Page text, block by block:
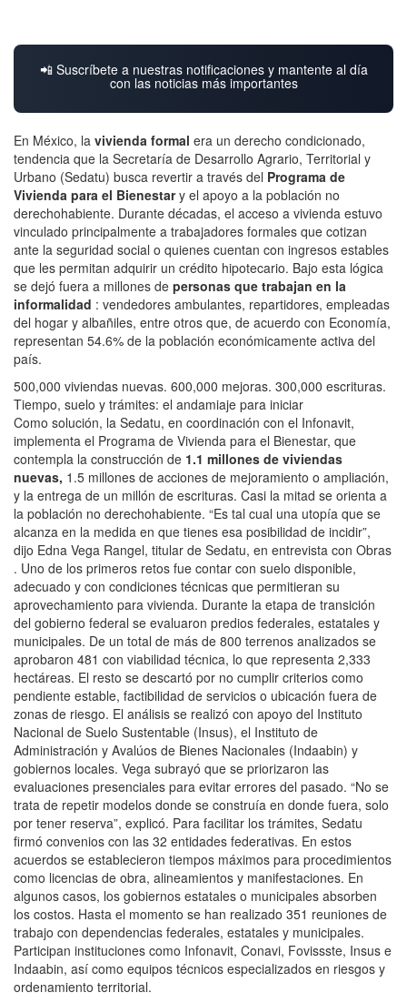
📲 Suscríbete a nuestras notificaciones y mantente al día
con las noticias más importantes
En México, la vivienda formal era un derecho condicionado,
tendencia que la Secretaría de Desarrollo Agrario, Territorial y
Urbano (Sedatu) busca revertir a través del Programa de
Vivienda para el Bienestary el apoyo a la población no
derechohabiente. Durante décadas, el acceso a vivienda estuvo
vinculado principalmente a trabajadores formales que cotizan
ante la seguridad social o quienes cuentan con ingresos estables
que les permitan adquirir un crédito hipotecario. Bajo esta lógica
se dejó fuera a millones de personas que trabajan en la
informalidad : vendedores ambulantes, repartidores, empleadas
del hogar y albañiles, entre otros que, de acuerdo con Economía,
representan 54.6% de la población económicamente activa del
país.
500,000 viviendas nuevas. 600,000 mejoras. 300,000 escrituras.
Tiempo, suelo y trámites: el andamiaje para iniciar
Como solución, la Sedatu, en coordinación con el Infonavit,
implementa el Programa de Vivienda para el Bienestar, que
contempla la construcción de 1.1 millones de viviendas
nuevas, 1.5 millones de acciones de mejoramiento o ampliación,
y la entrega de un millón de escrituras. Casi la mitad se orienta a
la población no derechohabiente. “Es tal cual una utopía que se
alcanza en la medida en que tienes esa posibilidad de incidir”,
dijo Edna Vega Rangel, titular de Sedatu, en entrevista con Obras
. Uno de los primeros retos fue contar con suelo disponible,
adecuado y con condiciones técnicas que permitieran su
aprovechamiento para vivienda. Durante la etapa de transición
del gobierno federal se evaluaron predios federales, estatales y
municipales. De un total de más de 800 terrenos analizados se
aprobaron 481 con viabilidad técnica, lo que representa 2,333
hectáreas. El resto se descartó por no cumplir criterios como
pendiente estable, factibilidad de servicios o ubicación fuera de
zonas de riesgo. El análisis se realizó con apoyo del Instituto
Nacional de Suelo Sustentable (Insus), el Instituto de
Administración y Avalúos de Bienes Nacionales (Indaabin) y
gobiernos locales. Vega subrayó que se priorizaron las
evaluaciones presenciales para evitar errores del pasado. “No se
trata de repetir modelos donde se construía en donde fuera, solo
por tener reserva”, explicó. Para facilitar los trámites, Sedatu
firmó convenios con las 32 entidades federativas. En estos
acuerdos se establecieron tiempos máximos para procedimientos
como licencias de obra, alineamientos y manifestaciones. En
algunos casos, los gobiernos estatales o municipales absorben
los costos. Hasta el momento se han realizado 351 reuniones de
trabajo con dependencias federales, estatales y municipales.
Participan instituciones como Infonavit, Conavi, Fovissste, Insus e
Indaabin, así como equipos técnicos especializados en riesgos y
ordenamiento territorial.